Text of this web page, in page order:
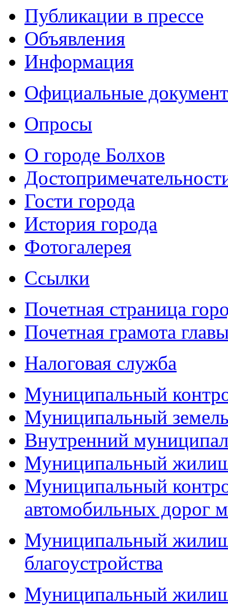
Публикации в прессе
Объявления
Информация
Официальные
Опросы
О городе Болхов
Гости города
История города
Фотогалерея
Ссылки
Почетная страница
Почетная грамота
Налоговая служба
Муниципальный
Муниципальный
Внутренний
Муниципальный
Муниципальный
автомобильных дорог
Муниципальный
благоустройства
Муниципальный